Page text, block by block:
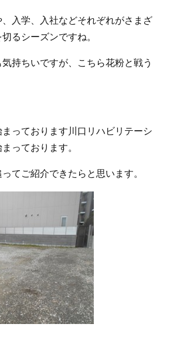
入学、入社などそれぞれがさまざ
るシーズンですね。
持ちいですが、こちら花粉と戦う
っております川口リハビリテーシ
っております。
てご紹介できたらと思います。